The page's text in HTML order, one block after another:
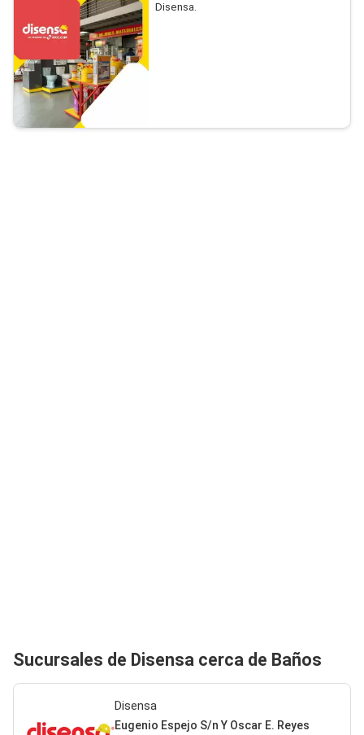
Disensa.
Sucursales de Disensa cerca de Baños
Disensa
Eugenio Espejo S/n Y Oscar E. Reyes